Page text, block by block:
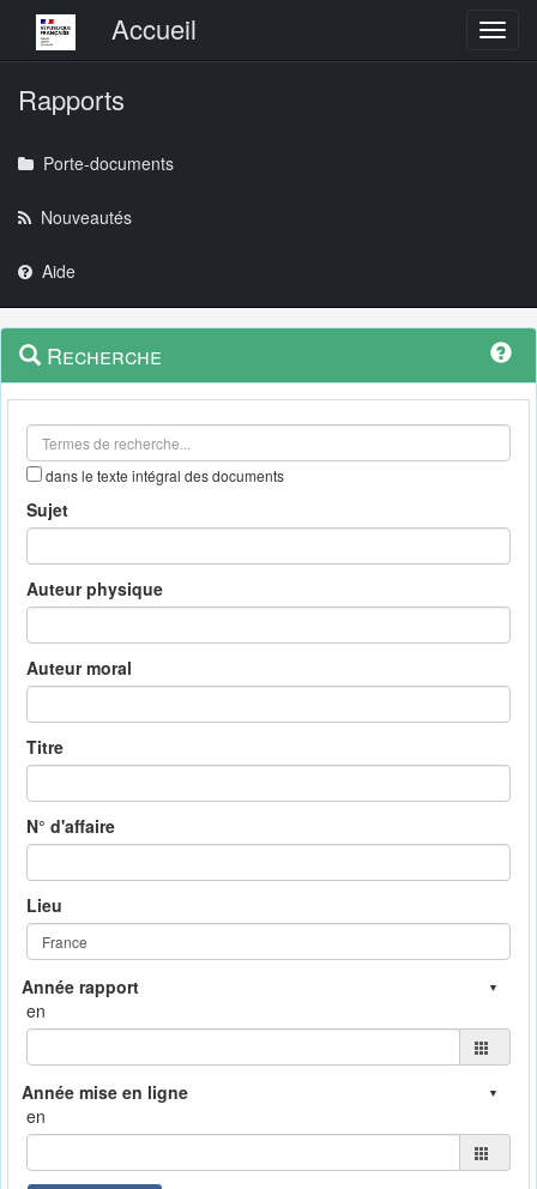
Menu principalAccueil
Rapports
Porte-documents
Nouveautés
Aide
Navigation
outils
Menu
contextuel
Recherche
dans le texte intégral des documents
Sujet
Auteur physique
Auteur moral
Titre
N° d'affaire
Lieu
en
en